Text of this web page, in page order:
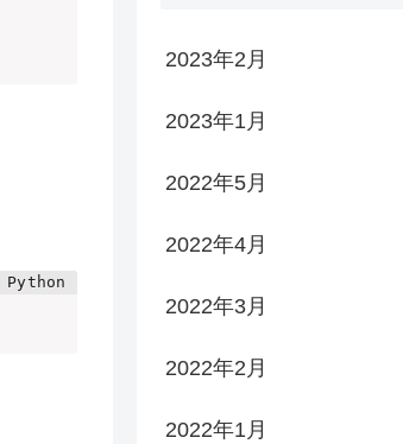
2023年2月
2023年1月
2022年5月
2022年4月
2022年3月
2022年2月
2022年1月